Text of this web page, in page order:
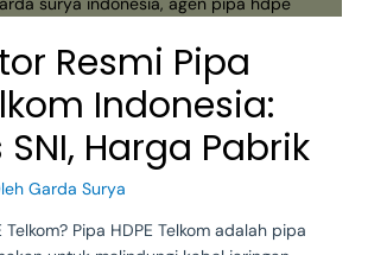
Resmi Pipa
Indonesia:
Harga Pabrik
Garda Surya
Pipa HDPE Telkom adalah pipa